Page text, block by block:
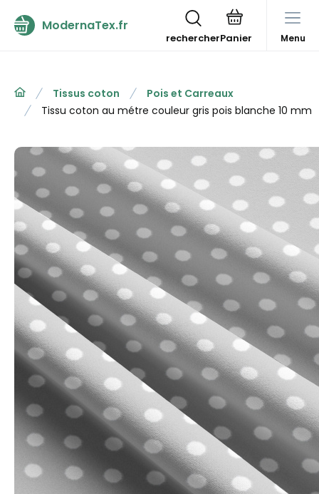
ModernaTex.fr
rechercher Menu
Tissus coton
Pois et Carreaux
Tissu coton au métre couleur gris pois blanche 10 mm